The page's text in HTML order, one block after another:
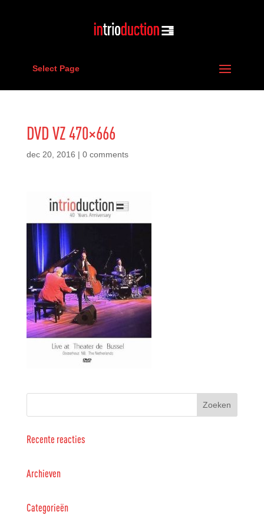
Select Page
DVD VZ 470×666
dec 20, 2016 | 0 comments
Recente reacties
Archieven
Categorieën